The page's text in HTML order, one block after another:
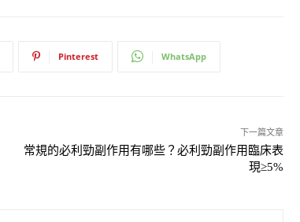
Pinterest WhatsApp
下一篇文章
常規的必利勁副作用有哪些？必利勁副作用臨床表
現≥5%